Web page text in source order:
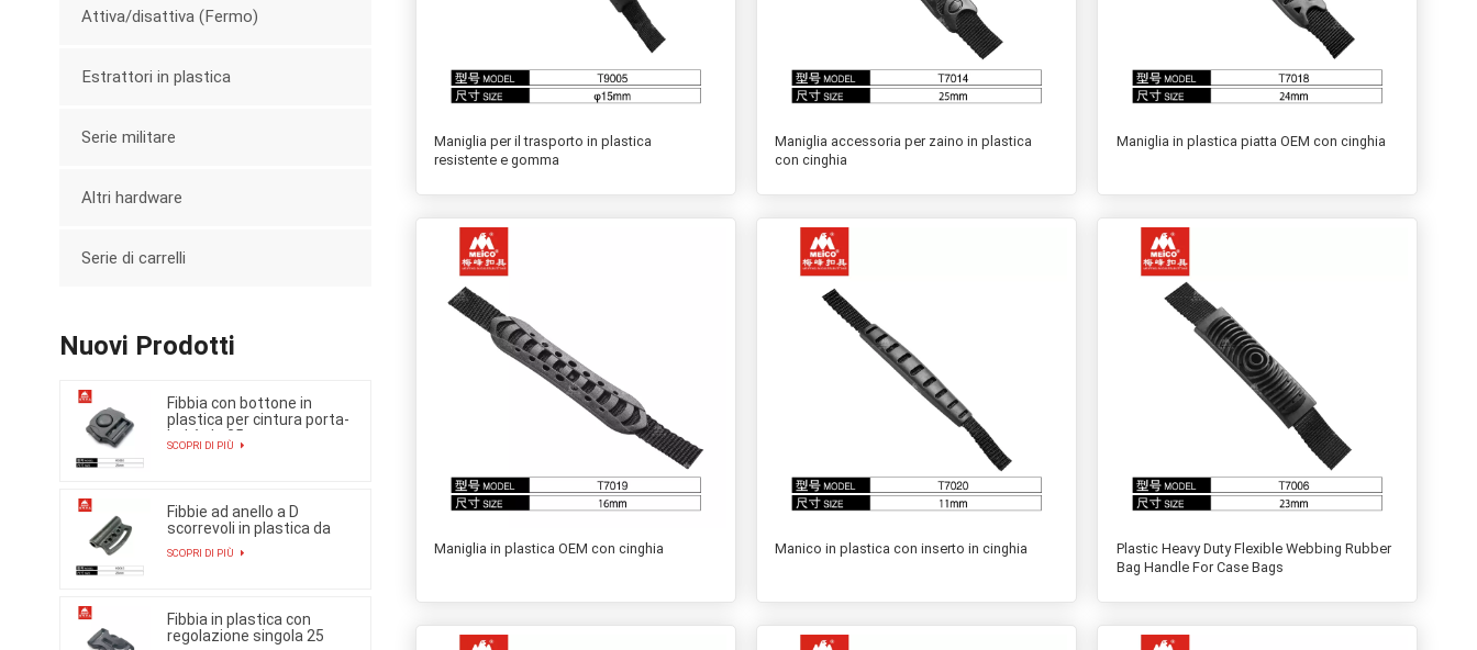
Maniglia per il trasporto in plastica
resistente e gomma
Maniglia accessoria per zaino in plastica
con cinghia
Maniglia in plastica piatta OEM con cinghia
Maniglia in plastica OEM con cinghia Manico in plastica con inserto in cinghia
Plastic Heavy Duty Flexible Webbing Rubber
Bag Handle For Case Bags
Attiva/disattiva (Fermo)
Estrattori in plastica
Serie militare
Altri hardware
Serie di carrelli
Nuovi Prodotti
Fibbia con bottone in
plastica per cintura porta-
bebè da 25 mm
SCOPRI DI PIÙ
Fibbie ad anello a D
scorrevoli in plastica da
SCOPRI DI PIÙ
Fibbia in plastica con
regolazione singola 25